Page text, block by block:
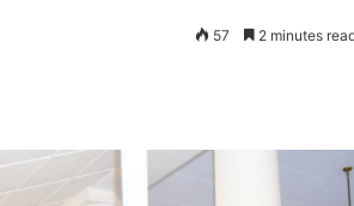
57 2 minutes
Pinterest